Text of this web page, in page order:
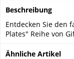
Beschreibung
Entdecken Sie den
Plates" Reihe von
Ähnliche Artikel